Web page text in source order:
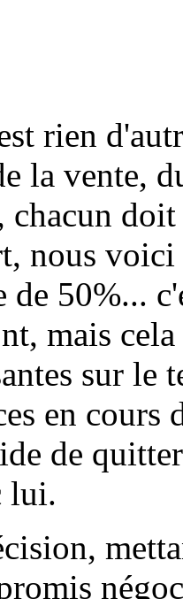
rien
la vente,
chacun
nous
50%...
mais
sur le
en cours
de
lui.